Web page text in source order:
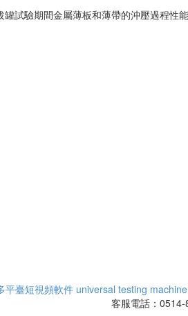
試驗期間金屬薄板和薄帶的沖壓過程性
平臺短視頻軟件 universal testing machine
客服電話：